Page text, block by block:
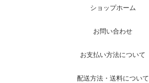
ショップホーム
お問い合わせ
お支払い方法について
配送方法・送料について